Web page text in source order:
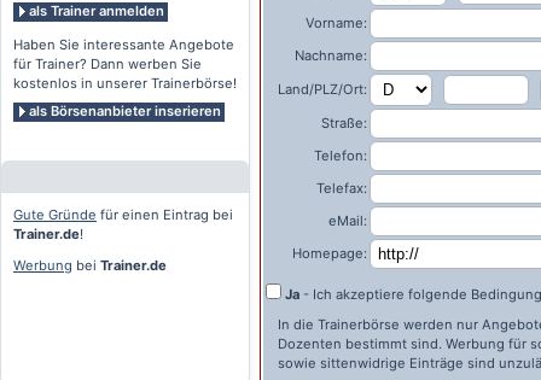
als Trainer anmelden
Haben Sie interessante Angebote
für Trainer? Dann werben Sie
kostenlos in unserer Trainerbörse!
als Börsenanbieter inserieren
Gute Gründe für einen Eintrag bei
Trainer.de!
Werbung bei Trainer.de
Vorname:
Nachname:
Land/PLZ/Ort:
Straße:
Telefon:
Telefax:
eMail:
Homepage:
Ja - Ich akzeptiere folgende
In die Trainerbörse werden nur
Dozenten bestimmt sind. Werbung für
sowie sittenwidrige Einträge sind